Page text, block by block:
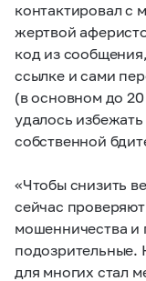
контактировал с
жертвой
код из
ссылке и сами
(в основном до
удалось
собственной
«Чтобы снизить
сейчас
мошенничества и
для многих стал